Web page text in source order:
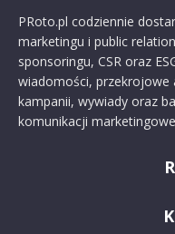
PRoto.pl codziennie
marketingu i public
sponsoringu, CSR oraz
wiadomości, przekrojowe
kampanii, wywiady oraz
komunikacji